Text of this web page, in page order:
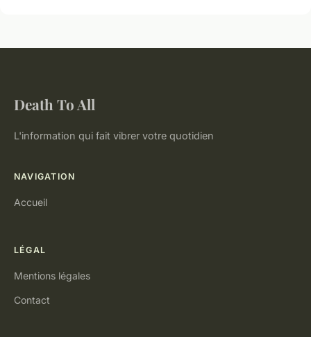
Death To All
L'information qui fait vibrer votre quotidien
NAVIGATION
Accueil
LÉGAL
Mentions légales
Contact